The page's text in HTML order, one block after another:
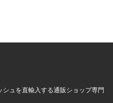
ュを直輸入する通販ショップ専門